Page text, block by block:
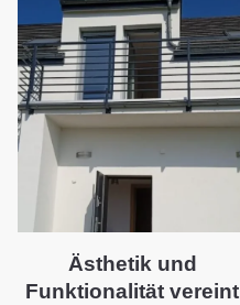
Ästhetik und
Funktionalität vereint